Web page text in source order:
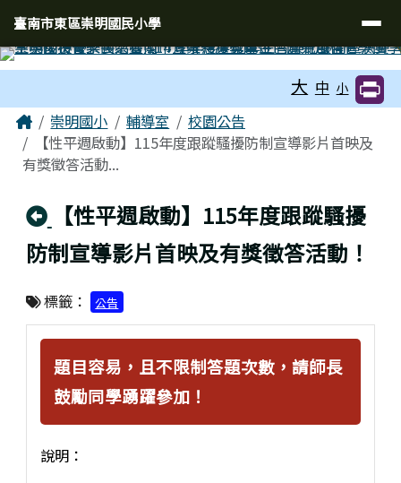
臺南市東區崇明國民小學
導覽列
臺南市東區崇明國民小學
大 中 小
主內容區域
Home崇明國小 輔導室
校園公告
【性平週啟動】115年度跟蹤騷擾防制宣導影片首映及
有獎徵答活動...
回上頁
【性平週啟動】115年度跟蹤騷擾
防制宣導影片首映及有獎徵答活動！
標籤： 公告
題目容易，且不限制答題次數，請師長
鼓勵同學踴躍參加！
說明：
頁尾區域